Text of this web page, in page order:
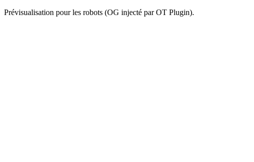
Prévisualisation pour les robots (OG injecté par OT Plugin).